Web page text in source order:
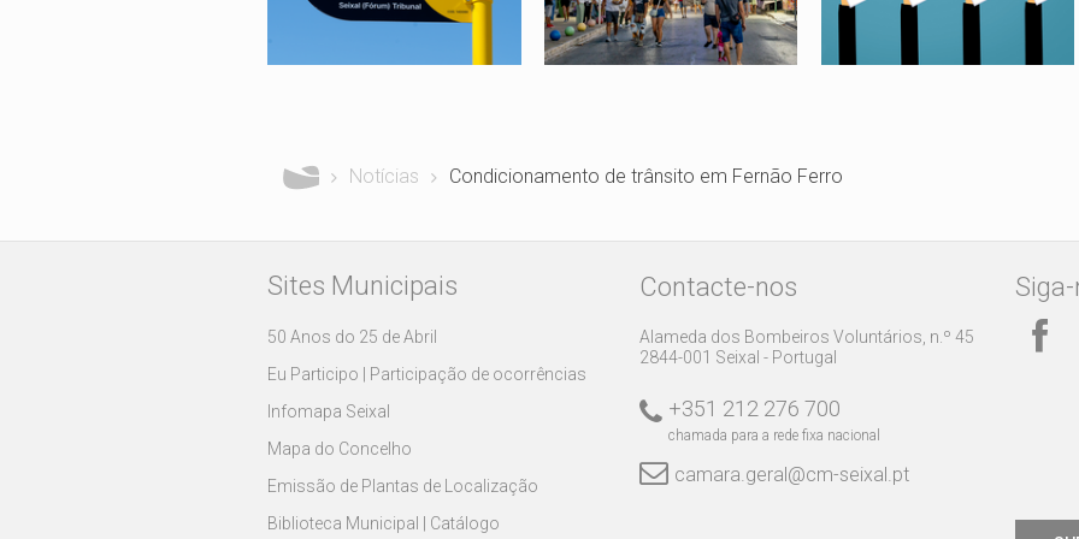
Notícias Condicionamento de trânsito em Fernão Ferro
Sites Municipais
50 Anos do 25 de Abril
Eu Participo | Participação de ocorrências
Infomapa Seixal
Mapa do Concelho
Emissão de Plantas de Localização
Biblioteca Municipal | Catálogo
Contacte-nos
Alameda dos Bombeiros Voluntários, n.º 45
2844-001 Seixal - Portugal
+351 212 276 700
chamada para a rede fixa nacional
camara.geral@cm-seixal.pt